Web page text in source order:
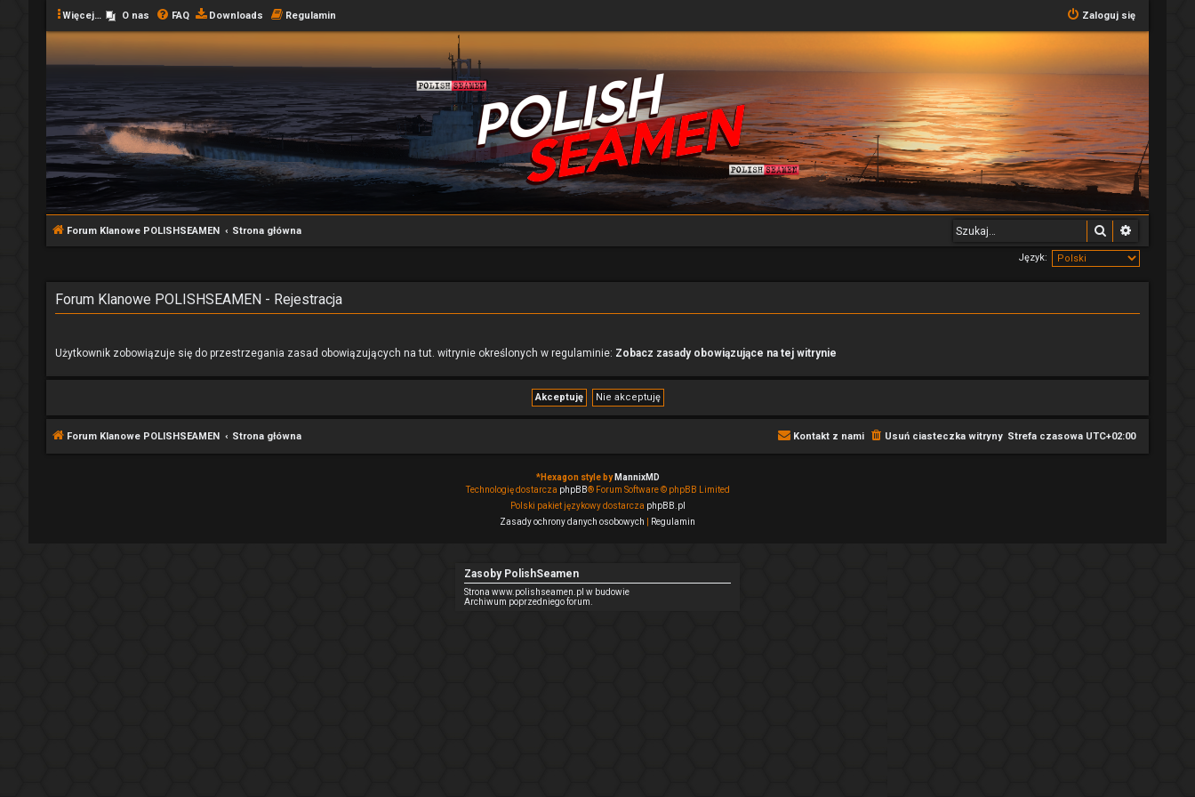
Więcej… O nas FAQ Downloads Regulamin Zaloguj się
Forum Klanowe POLISHSEAMEN Strona główna Szukaj
Język:
Forum Klanowe POLISHSEAMEN - Rejestracja
Użytkownik zobowiązuje się do przestrzegania zasad obowiązujących na tut. witrynie określonych w regulaminie: Zobacz zasady obowiązujące na tej witrynie
Forum Klanowe POLISHSEAMEN Strona główna Strefa czasowa UTC+02:00
Usuń ciasteczka witryny
Kontakt z nami
*Hexagon style by MannixMD
Technologię dostarcza phpBB® Forum Software © phpBB Limited
Polski pakiet językowy dostarcza phpBB.pl
Zasady ochrony danych osobowych
Regulamin
Zasoby PolishSeamen
Strona www.polishseamen.pl w budowie
Archiwum poprzedniego forum.